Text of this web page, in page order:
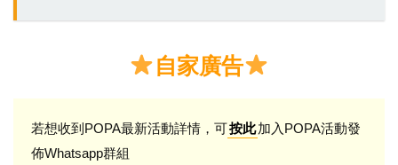
自家廣告
若想收到POPA最新活動詳情，可按此加入POPA活動發
佈Whatsapp群組